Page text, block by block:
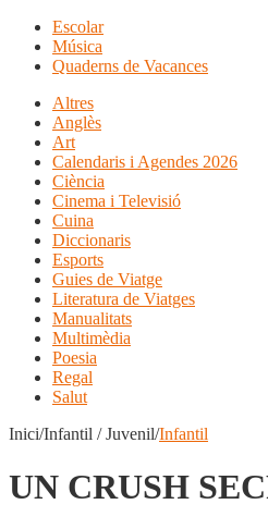
Escolar
Música
Quaderns de Vacances
Altres
Anglès
Art
Calendaris i Agendes 2026
Ciència
Cinema i Televisió
Cuina
Diccionaris
Esports
Guies de Viatge
Literatura de Viatges
Manualitats
Multimèdia
Poesia
Regal
Salut
Inici/Infantil / Juvenil/Infantil
UN CRUSH